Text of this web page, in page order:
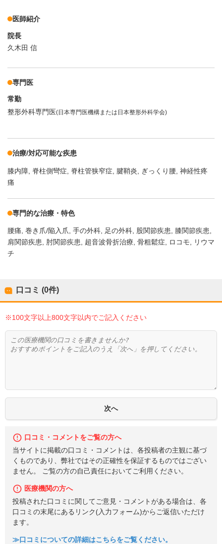
医師紹介
院長
久木田 信
専門医
常勤
整形外科専門医(日本専門医機構または日本整形外科学会)
治療/対応可能な疾患
膝内障 脊柱側彎症 脊柱管狭窄症 腱鞘炎 ぎっくり腰 神経性疼
痛
専門的な治療・特色
腰痛 巻き爪/陥入爪 手の外科 足の外科 股関節疾患
膝関節疾患
肩関節疾患
肘関節疾患 超音波骨折治療 骨粗鬆症 ロコモ
リウマ
チ
口コミ (0件)
※100文字以上800文字以内でご記入ください
口コミ・コメントをご覧の方へ
当サイトに掲載の口コミ・コメントは、各投稿者の主観に基づ
くものであり、弊社ではその正確性を保証するものではござい
ません。 ご覧の方の自己責任においてご利用ください。
医療機関の方へ
投稿された口コミに関してご意見・コメントがある場合は、各
口コミの末尾にあるリンク(入力フォーム)からご返信いただけ
ます。
≫口コミについての詳細はこちらをご覧ください。